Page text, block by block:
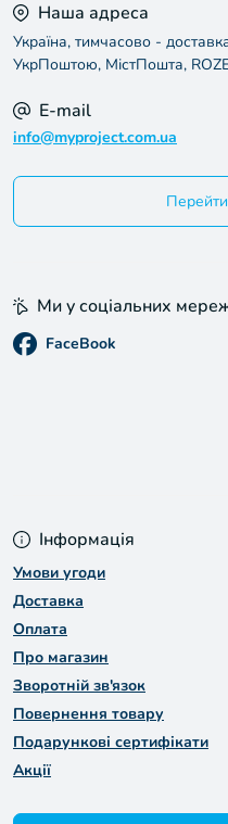
Наша адреса
Україна, тимчасово -
УкрПоштою, МістПошта,
E-mail
info@myproject.com.ua
Перейти
Інформація
Умови угоди
Доставка
Оплата
Про магазин
Зворотній зв'язок
Повернення товару
Подарункові сертифікати
Акції
Ми у соціальних
FaceBook